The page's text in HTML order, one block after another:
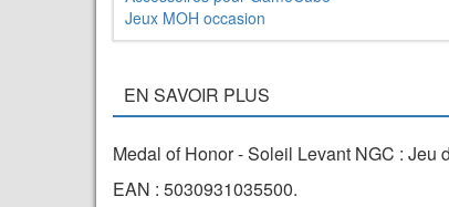
Jeux MOH occasion
EN SAVOIR PLUS
Medal of Honor - Soleil Levant NGC : Jeu
EAN : 5030931035500.